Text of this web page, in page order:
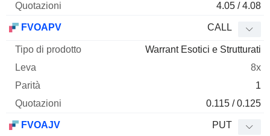
4.05 / 4.08
FVOAPV CALL
Warrant Esotici e Strutturati
8x
1
0.115 / 0.125
FVOAJV PUT